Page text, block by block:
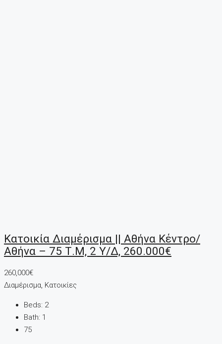
Κατοικία Διαμέρισμα || Αθήνα Κέντρο/
Αθήνα – 75 Τ.μ, 2 Υ/Δ, 260.000€
260,000€
Διαμέρισμα, Κατοικίες
Beds: 2
Bath: 1
75